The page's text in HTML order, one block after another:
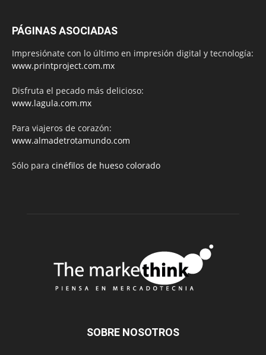
PÁGINAS ASOCIADAS
Impresiónate con lo último en impresión digital y tecnología:
www.printproject.com.mx
Disfruta el pecado más delicioso:
www.lagula.com.mx
Para viajeros de corazón:
www.almadetrotamundo.com
Sólo para cinéfilos de hueso colorado
SOBRE NOSOTROS